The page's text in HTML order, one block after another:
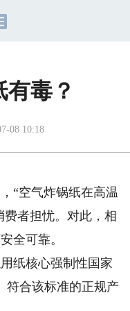
毒？
08 10:18
“空气炸锅纸在高温
者担忧。对此，相
全可靠。
纸核心强制性国家
符合该标准的正规产